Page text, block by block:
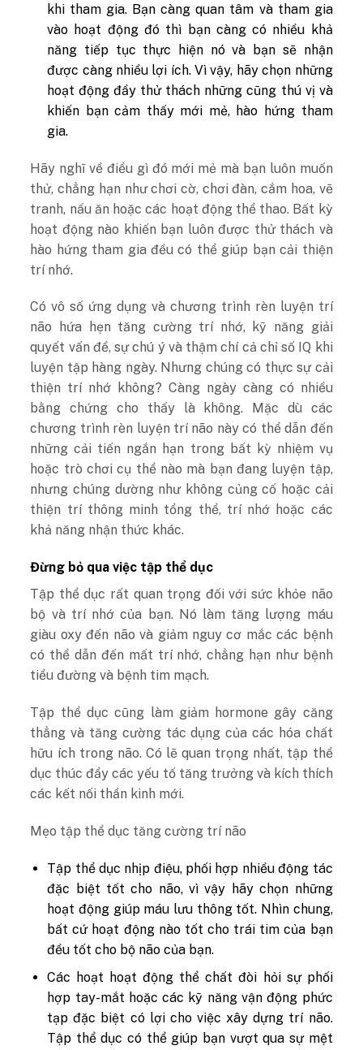
khi tham gia. Bạn càng quan tâm và tham gia
vào hoạt động đó thì bạn càng có nhiều khả
năng tiếp tục thực hiện nó và bạn sẽ nhận
được càng nhiều lợi ích. Vì vậy, hãy chọn những
hoạt động đầy thử thách những cũng thú vị và
khiến bạn cảm thấy mới mẻ, hào hứng tham
gia.
Hãy nghĩ về điều gì đó mới mẻ mà bạn luôn muốn
thử, chẳng hạn như chơi cờ, chơi đàn, cắm hoa, vẽ
tranh, nấu ăn hoặc các hoạt động thể thao. Bất kỳ
hoạt động nào khiến bạn luôn được thử thách và
hào hứng tham gia đều có thể giúp bạn cải thiện
trí nhớ.
Cóvô số ứng dụng và chương trình rèn luyện trí
não hứa hẹn tăng cường trí nhớ, kỹ năng giải
quyết vấn đề, sự chú ý và thậm chí cả chỉ số IQ khi
luyện tập hàng ngày. Nhưng chúng có thực sự cải
thiện trí nhớ không? Càng ngày càng có nhiều
bằng chứng cho thấy là không. Mặc dù các
chương trình rèn luyện trí não này có thể dẫn đến
những cải tiến ngắn hạn trong bất kỳ nhiệm vụ
hoặc trò chơi cụ thể nào mà bạn đang luyện tập,
nhưng chúng dường như không củng cố hoặc cải
thiện trí thông minh tổng thể, trí nhớ hoặc các
khả năng nhận thức khác.
Đừng bỏ qua việc tập thể dục
Tập thể dục rất quan trọng đối với sức khỏe não
bộ và trí nhớ của bạn. Nó làm tăng lượng máu
giàu oxy đến não và giảm nguy cơ mắc các bệnh
có thể dẫn đến mất trí nhớ, chẳng hạn như bệnh
tiểu đường và bệnh tim mạch.
Tập thể dục cũng làm giảm hormone gây căng
thẳng và tăng cường tác dụng của các hóa chất
hữu ích trong não. Có lẽ quan trọng nhất, tập thể
dục thúc đẩy các yếu tố tăng trưởng và kích thích
các kết nối thần kinh mới.
Mẹo tập thể dục tăng cường trí não
Tập thể dục nhịp điệu, phối hợp nhiều động tác
đặc biệt tốt cho não, vì vậy hãy chọn những
hoạt động giúp máu lưu thông tốt. Nhìn chung,
bất cứ hoạt động nào tốt cho trái tim của bạn
đều tốt cho bộ não của bạn.
Các hoạt hoạt động thể chất đòi hỏi sự phối
hợp tay-mắt hoặc các kỹ năng vận động phức
tạp đặc biệt có lợi cho việc xây dựng trí não.
Tập thể dục có thể giúp bạn vượt qua sự mệt